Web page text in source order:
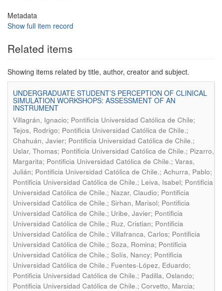
Metadata
Show full item record
Related items
Showing items related by title, author, creator and subject.
UNDERGRADUATE STUDENT’S PERCEPTION OF CLINICAL
SIMULATION WORKSHOPS: ASSESSMENT OF AN
INSTRUMENT
Villagrán, Ignacio; Pontificia Universidad Católica de Chile;
Tejos, Rodrigo; Pontificia Universidad Católica de Chile.;
Chahuán, Javier; Pontificia Universidad Católica de Chile.;
Uslar, Thomas; Pontificia Universidad Católica de Chile.; Pizarro,
Margarita; Pontificia Universidad Católica de Chile.; Varas,
Julián; Pontificia Universidad Católica de Chile.; Achurra, Pablo;
Pontificia Universidad Católica de Chile.; Leiva, Isabel; Pontificia
Universidad Católica de Chile.; Nazar, Claudio; Pontificia
Universidad Católica de Chile.; Sirhan, Marisol; Pontificia
Universidad Católica de Chile.; Uribe, Javier; Pontificia
Universidad Católica de Chile.; Ruz, Cristian; Pontificia
Universidad Católica de Chile.; Villafranca, Carlos; Pontificia
Universidad Católica de Chile.; Soza, Romina; Pontificia
Universidad Católica de Chile.; Solís, Nancy; Pontificia
Universidad Católica de Chile.; Fuentes-López, Eduardo;
Pontificia Universidad Católica de Chile.; Padilla, Oslando;
Pontificia Universidad Católica de Chile.; Corvetto, Marcia;